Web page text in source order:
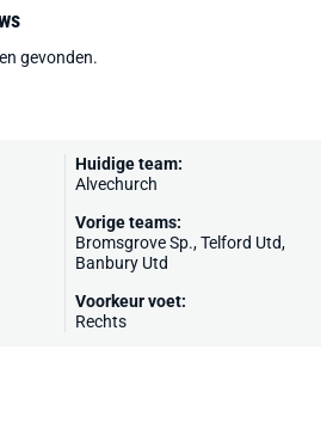
gevonden.
Huidige team:
Alvechurch
Vorige teams:
Bromsgrove Sp.,Telford Utd,
Banbury Utd
Voorkeur voet:
Rechts